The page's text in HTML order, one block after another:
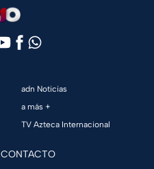
adn Noticias
a más +
TV Azteca Internacional
CONTACTO